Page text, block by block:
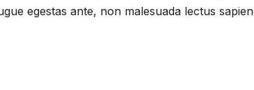
egestas ante, non malesuada lectus sapien